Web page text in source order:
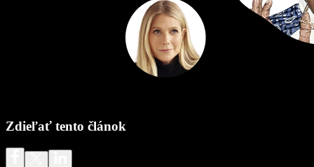
Zdieľať tento článok